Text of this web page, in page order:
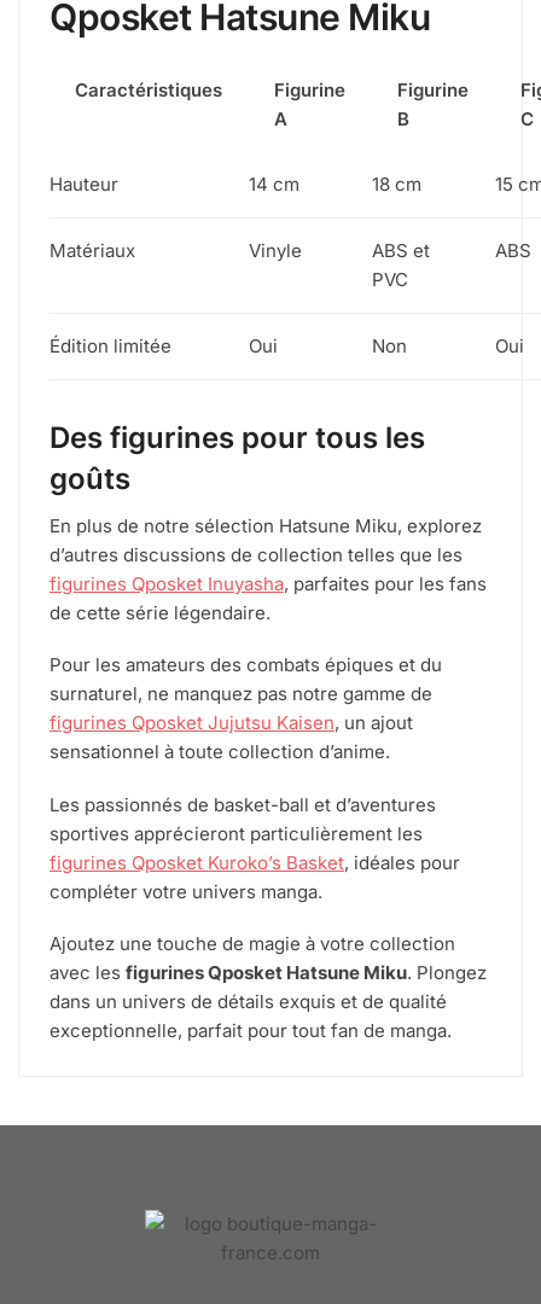
Qposket Hatsune Miku
Caractéristiques
Figurine
A
Figurine
B
C
Hauteur 14 cm 18 cm 15
Matériaux Vinyle
ABS et
PVC
ABS
Édition limitée Oui Non Oui
Des figurines pour tous les
goûts
En plus de notre sélection Hatsune Miku, explorez
d’autres discussions de collection telles que les
figurines Qposket Inuyasha, parfaites pour les fans
de cette série légendaire.
Pour les amateurs des combats épiques et du
surnaturel, ne manquez pas notre gamme de
figurines Qposket Jujutsu Kaisen, un ajout
sensationnel à toute collection d’anime.
Les passionnés de basket-ball et d’aventures
sportives apprécieront particulièrement les
figurines Qposket Kuroko’s Basket, idéales pour
compléter votre univers manga.
Ajoutez une touche de magie à votre collection
avec les figurines Qposket Hatsune Miku. Plongez
dans un univers de détails exquis et de qualité
exceptionnelle, parfait pour tout fan de manga.